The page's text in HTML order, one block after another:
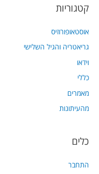
קטגוריות
אוסטאופורוזיס
גריאטריה והגיל השלישי
וידאו
כללי
מאמרים
מהעיתונות
כלים
התחבר